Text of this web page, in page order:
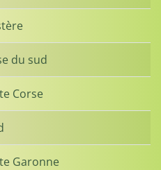
du sud
Corse
Garonne